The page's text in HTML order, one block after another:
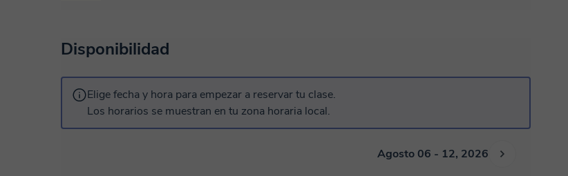
Disponibilidad
Elige fecha y hora para empezar a reservar tu clase.
Los horarios se muestran en tu zona horaria local.
Agosto 06 - 12, 2026